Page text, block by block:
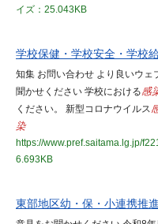
イズ：25.043KB
学校保健・学校安全・学校
知集 お問い合わせ より良いウ
聞かせください 学校における感
ください。 新型コロナウイルス
染
https://www.pref.saitama.lg.jp/
6.693KB
東部地区幼・保・小連携推